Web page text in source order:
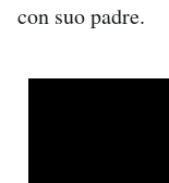
con suo padre.